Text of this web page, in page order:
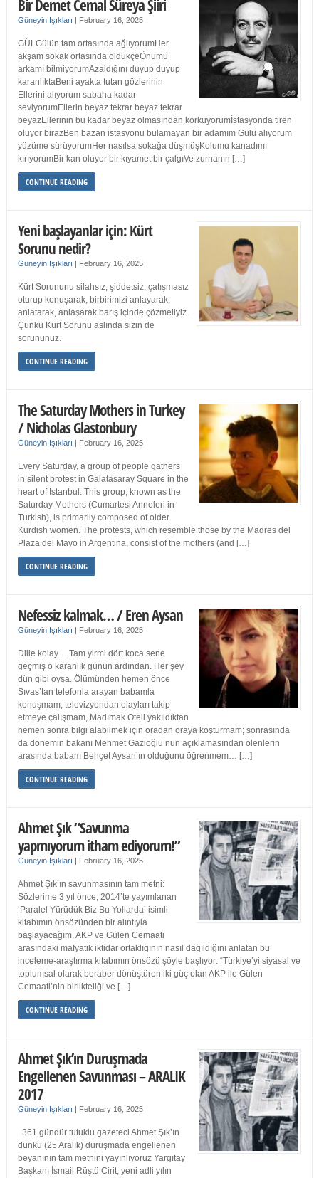
Bir Demet Cemal Süreya Şiiri
Güneyin Işıkları | February 16, 2025
GÜLGülün tam ortasında ağlıyorumHer
akşam sokak ortasında öldükçeÖnümü
arkamı bilmiyorumAzaldığını duyup duyup
karanlıktaBeni ayakta tutan gözlerinin
Ellerini alıyorum sabaha kadar
seviyorumEllerin beyaz tekrar beyaz tekrar
beyazEllerinin bu kadar beyaz olmasından korkuyorumİstasyonda tiren
oluyor birazBen bazan istasyonu bulamayan bir adamım Gülü alıyorum
yüzüme sürüyorumHer nasılsa sokağa düşmüşKolumu kanadımı
kırıyorumBir kan oluyor bir kıyamet bir çalgıVe zurnanın […]
CONTINUE READING
Yeni başlayanlar için: Kürt
Sorunu nedir?
Güneyin Işıkları | February 16, 2025
Kürt Sorununu silahsız, şiddetsiz, çatışmasız
oturup konuşarak, birbirimizi anlayarak,
anlatarak, anlaşarak barış içinde çözmeliyiz.
Çünkü Kürt Sorunu aslında sizin de
sorununuz.
CONTINUE READING
The Saturday Mothers in Turkey
/ Nicholas Glastonbury
Güneyin Işıkları | February 16, 2025
Every Saturday, a group of people gathers
in silent protest in Galatasaray Square in the
heart of Istanbul. This group, known as the
Saturday Mothers (Cumartesi Anneleri in
Turkish), is primarily composed of older
Kurdish women. The protests, which resemble those by the Madres del
Plaza del Mayo in Argentina, consist of the mothers (and […]
CONTINUE READING
Nefessiz kalmak… / Eren Aysan
Güneyin Işıkları | February 16, 2025
Dille kolay… Tam yirmi dört koca sene
geçmiş o karanlık günün ardından. Her şey
dün gibi oysa. Ölümünden hemen önce
Sıvas’tan telefonla arayan babamla
konuşmam, televizyondan olayları takip
etmeye çalışmam, Madımak Oteli yakıldıktan
hemen sonra bilgi alabilmek için oradan oraya koşturmam; sonrasında
da dönemin bakanı Mehmet Gazioğlu’nun açıklamasından ölenlerin
arasında babam Behçet Aysan’ın olduğunu öğrenmem… […]
CONTINUE READING
Ahmet Şık “Savunma
yapmıyorum itham ediyorum!”
Güneyin Işıkları | February 16, 2025
Ahmet Şık’ın savunmasının tam metni:
Sözlerime 3 yıl önce, 2014’te yayımlanan
‘Paralel Yürüdük Biz Bu Yollarda’ isimli
kitabımın önsözünden bir alıntıyla
başlayacağım. AKP ve Gülen Cemaati
arasındaki mafyatik iktidar ortaklığının nasıl dağıldığını anlatan bu
inceleme-araştırma kitabımın önsözü şöyle başlıyor: “Türkiye’yi siyasal ve
toplumsal olarak beraber dönüştüren iki güç olan AKP ile Gülen
Cemaati’nin birlikteliği ve […]
CONTINUE READING
Ahmet Şık’ın Duruşmada
Engellenen Savunması – ARALIK
2017
Güneyin Işıkları | February 16, 2025
361 gündür tutuklu gazeteci Ahmet Şık’ın
dünkü (25 Aralık) duruşmada engellenen
beyanının tam metnini yayınlıyoruz Yargıtay
Başkanı İsmail Rüştü Cirit, yeni adli yılın